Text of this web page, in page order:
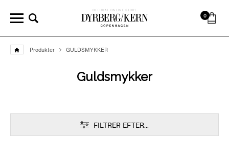
0
Produkter GULDSMYKKER
Guldsmykker
FILTRER EFTER...